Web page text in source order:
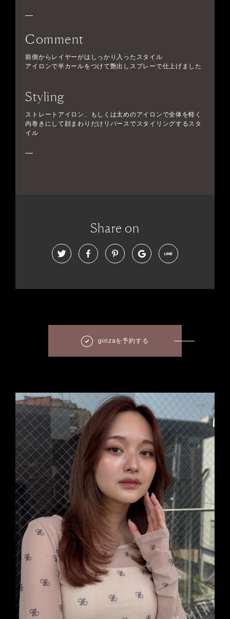
Comment
前側からレイヤーがはしっかり入ったスタイル
アイロンで半カールをつけて艶出しスプレーで仕上げました
Styling
ストレートアイロン、もしくは太めのアイロンで全体を軽く
内巻きにして顔まわりだけリバースでスタイリングするスタ
イル
Share on
ginzaを予約する